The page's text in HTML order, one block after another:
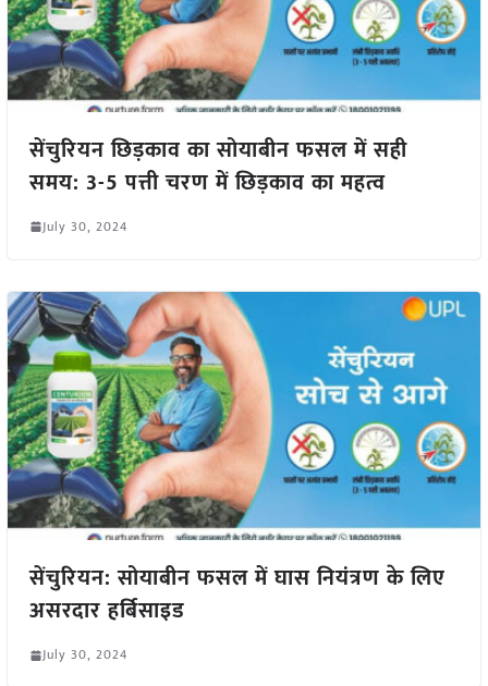
सेंचुरियन छिड़काव का सोयाबीन फसल में सही
समय: 3-5 पत्ती चरण में छिड़काव का महत्व
July 30, 2024
सेंचुरियन: सोयाबीन फसल में घास नियंत्रण के लिए
असरदार हर्बिसाइड
July 30, 2024